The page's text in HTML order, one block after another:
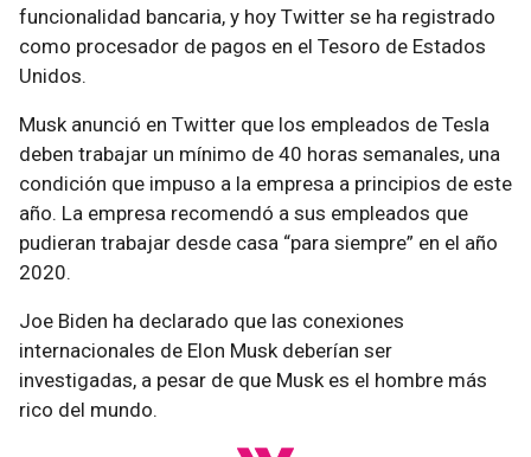
funcionalidad bancaria, y hoy Twitter se ha registrado
como procesador de pagos en el Tesoro de Estados
Unidos.
Musk anunció en Twitter que los empleados de Tesla
deben trabajar un mínimo de 40 horas semanales, una
condición que impuso a la empresa a principios de este
año. La empresa recomendó a sus empleados que
pudieran trabajar desde casa “para siempre” en el año
2020.
Joe Biden ha declarado que las conexiones
internacionales de Elon Musk deberían ser
investigadas, a pesar de que Musk es el hombre más
rico del mundo.